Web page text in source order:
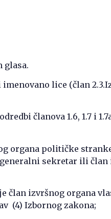
glasa.
lice (član
članova 1.6, 1.7 i
organa političke
sekretar ili član
član izvršnog organa
(4) Izbornog zakona;